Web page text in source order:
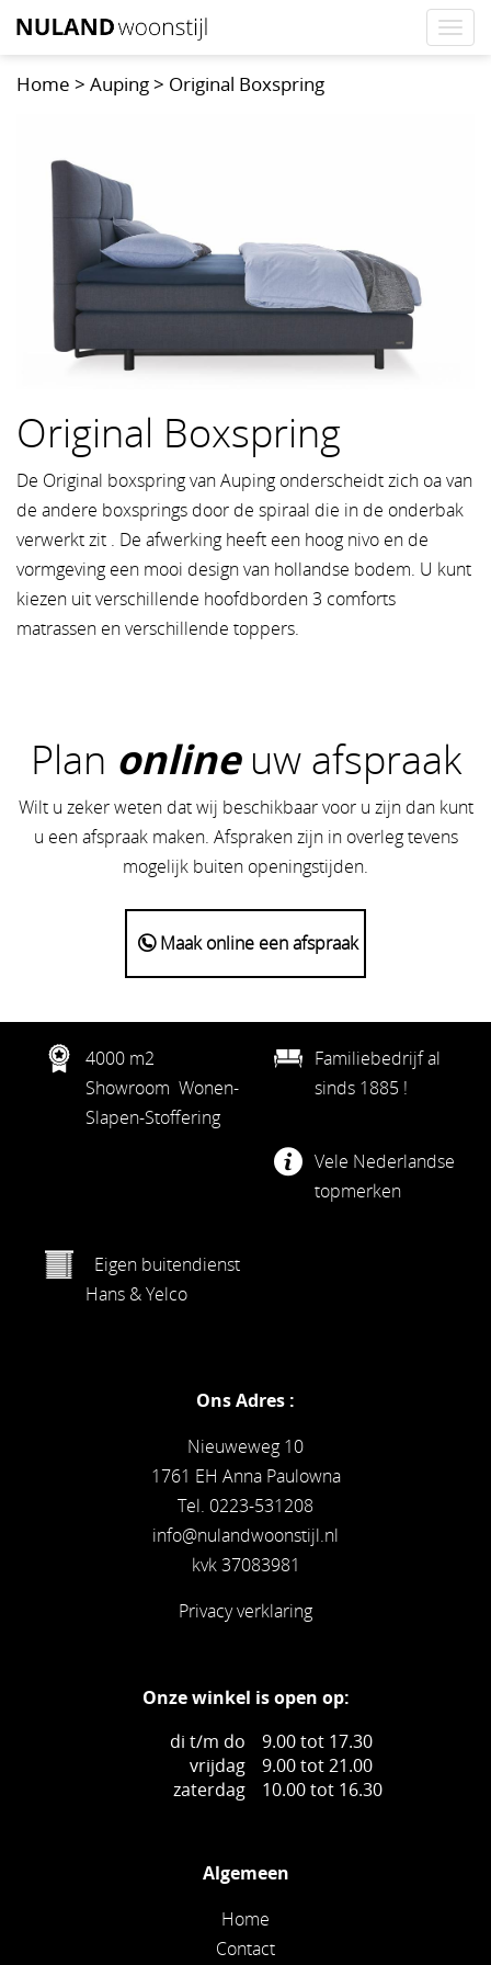
Home > Auping> Original Boxspring
Original Boxspring
De Original boxspring van Auping onderscheidt zich oa van
de andere boxsprings door de spiraal die in de onderbak
verwerkt zit . De afwerking heeft een hoog nivo en de
vormgeving een mooi design van hollandse bodem. U kunt
kiezen uit verschillende hoofdborden 3 comforts
matrassen en verschillende toppers.
Plan onlineuw afspraak
Wilt u zeker weten dat wij beschikbaar voor u zijn dan kunt
u een afspraak maken. Afspraken zijn in overleg tevens
mogelijk buiten openingstijden.
Maak online een afspraak
4000 m2
Showroom Wonen-
Slapen-Stoffering
Familiebedrijf al
sinds 1885 !
Vele Nederlandse
topmerken
Eigen buitendienst
Hans & Yelco
Ons Adres :
Nieuweweg 10
1761 EH Anna Paulowna
Tel. 0223-531208
info@nulandwoonstijl.nl
kvk 37083981
Privacy verklaring
Onze winkel is open op:
di t/m do
9.00 tot 17.30
vrijdag
9.00 tot 21.00
zaterdag
10.00 tot 16.30
Algemeen
Home
Contact